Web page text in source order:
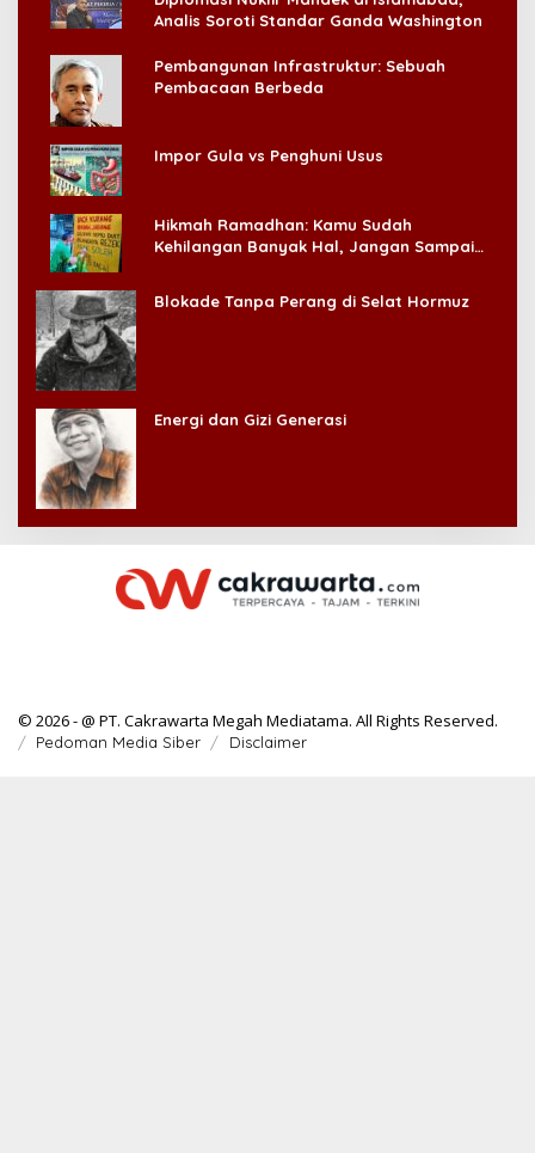
Analis Soroti Standar Ganda Washington
Pembangunan Infrastruktur: Sebuah
Pembacaan Berbeda
Impor Gula vs Penghuni Usus
Hikmah Ramadhan: Kamu Sudah
Kehilangan Banyak Hal, Jangan Sampai
Blokade Tanpa Perang di Selat Hormuz
Energi dan Gizi Generasi
© 2026 - @ PT. Cakrawarta Megah Mediatama. All Rights Reserved.
Pedoman Media Siber Disclaimer